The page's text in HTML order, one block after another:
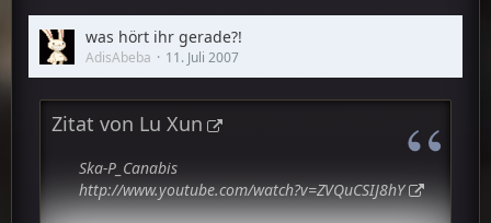
was hört ihr gerade?!
AdisAbeba 11. Juli 2007
Zitat von Lu Xun
Ska-P_Canabis
http://www.youtube.com/watch?v=ZVQuCSIJ8hY